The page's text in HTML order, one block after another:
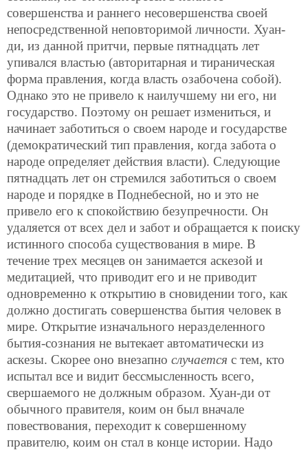
совершенства и раннего несовершенства своей
непосредственной неповторимой личности. Хуан-
ди, из данной притчи, первые пятнадцать лет
упивался властью (авторитарная и тираническая
форма правления, когда власть озабочена собой).
Однако это не привело к наилучшему ни его, ни
государство. Поэтому он решает измениться, и
начинает заботиться о своем народе и государстве
(демократический тип правления, когда забота о
народе определяет действия власти). Следующие
пятнадцать лет он стремился заботиться о своем
народе и порядке в Поднебесной, но и это не
привело его к спокойствию безупречности. Он
удаляется от всех дел и забот и обращается к поиску
истинного способа существования в мире. В
течение трех месяцев он занимается аскезой и
медитацией, что приводит его и не приводит
одновременно к открытию в сновидении того, как
должно достигать совершенства бытия человек в
мире. Открытие изначального неразделенного
бытия-сознания не вытекает автоматически из
аскезы. Скорее оно внезапно случается с тем, кто
испытал все и видит бессмысленность всего,
свершаемого не должным образом. Хуан-ди от
обычного правителя, коим он был вначале
повествования, переходит к совершенному
правителю, коим он стал в конце истории. Надо